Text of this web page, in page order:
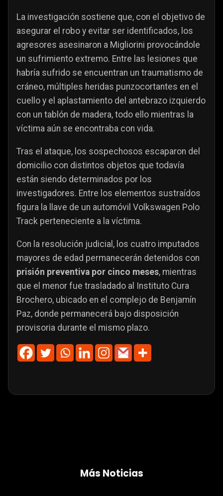
La investigación sostiene que, con el objetivo de
asegurar el robo y evitar ser identificados, los
agresores asesinaron a Migliorini provocándole
un sufrimiento extremo. Entre las lesiones que
habría sufrido se encuentran un traumatismo de
cráneo, múltiples heridas punzocortantes en el
cuello y el aplastamiento del antebrazo izquierdo
con un tablón de madera, todo ello mientras la
víctima aún se encontraba con vida.
Tras el ataque, los sospechosos escaparon del
domicilio con distintos objetos que todavía
están siendo determinados por los
investigadores. Entre los elementos sustraídos
figura la llave de un automóvil Volkswagen Polo
Track perteneciente a la víctima.
Con la resolución judicial, los cuatro imputados
mayores de edad permanecerán detenidos con
prisión preventiva por cinco meses, mientras
que el menor fue trasladado al Instituto Cura
Brochero, ubicado en el complejo de Benjamín
Paz, donde permanecerá bajo disposición
provisoria durante el mismo plazo.
Más Noticias